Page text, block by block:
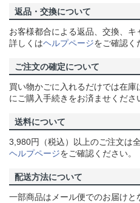
返品・交換について
お客様都合による返品、交換、キ
詳しくはヘルプページをご確認く
ご注文の確定について
買い物かごに入れるだけでは在
にご購入手続きをお済ませくださ
送料について
3,980円（税込）以上のご注文は
ヘルプページをご確認ください。
配送方法について
一部商品はメール便でのお届けと